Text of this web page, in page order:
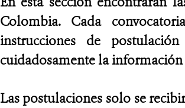
Colombia. Cada
instrucciones de
cuidadosamente la
Las postulaciones solo se